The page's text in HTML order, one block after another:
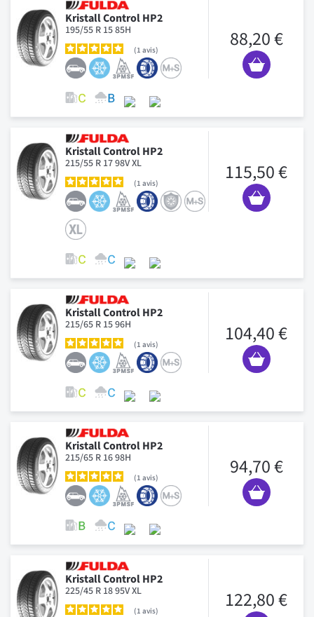
Kristall Control HP2
195/55 R 15 85H
1 avis 88,20 €
Kristall Control HP2
215/55 R 17 98V XL
1 avis 115,50 €
Kristall Control HP2
215/65 R 15 96H
1 avis 104,40 €
Kristall Control HP2
215/65 R 16 98H
1 avis 94,70 €
Kristall Control HP2
225/45 R 18 95V XL
1 avis 122,80 €